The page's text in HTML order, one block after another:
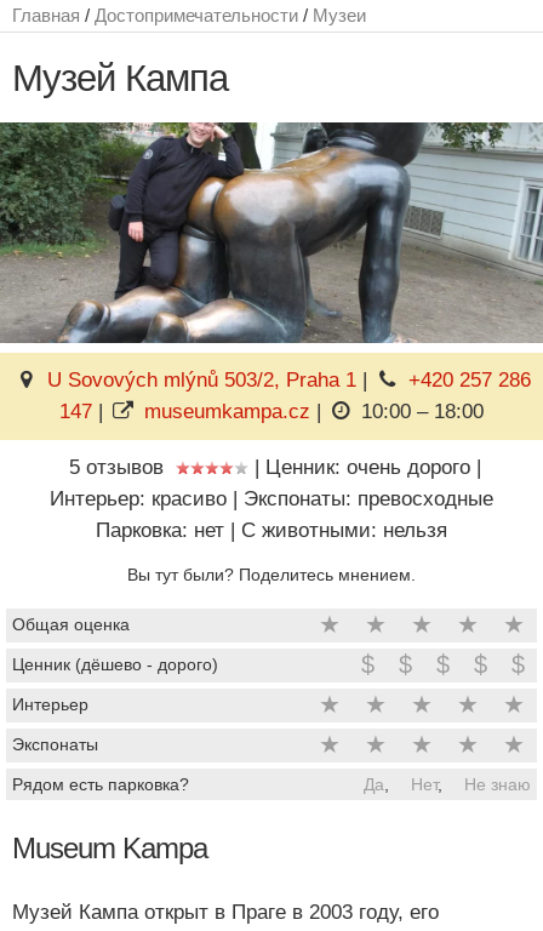
Главная / Достопримечательности / Музеи
Музей Кампа
U Sovových mlýnů 503/2, Praha 1 |
+420 257 286
147| museumkampa.cz | 10:00 – 18:00
5 отзывов | Ценник: очень дорого |
Интерьер: красиво | Экспонаты: превосходные
Парковка: нет | C животными: нельзя
Вы тут были? Поделитесь мнением.
Общая оценка ★ ★ ★ ★ ★
Ценник (дёшево - дорого) $ $ $ $ $
Интерьер ★ ★ ★ ★ ★
Экспонаты ★ ★ ★ ★ ★
Рядом есть парковка? Да Нет, Не знаю
Museum Kampa
Музей Кампа открыт в Праге в 2003 году, его